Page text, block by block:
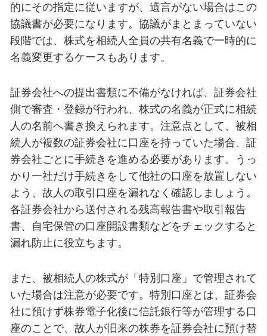
的にその指定に従いますが、遺言がない場合はこの
協議書が必要になります。協議がまとまっていない
段階では、株式を相続人全員の共有名義で一時的に
名義変更するケースもあります。
証券会社への提出書類に不備がなければ、証券会社
側で審査・登録が行われ、株式の名義が正式に相続
人の名前へ書き換えられます。注意点として、被相
続人が複数の証券会社に口座を持っていた場合、証
券会社ごとに手続きを進める必要があります。うっ
かり一社だけ手続きをして他社の口座を放置しない
よう、故人の取引口座を漏れなく確認しましょう。
各証券会社から送付される残高報告書や取引報告
書、自宅保管の口座開設書類などをチェックすると
漏れ防止に役立ちます。
また、被相続人の株式が「特別口座」で管理されて
いた場合は注意が必要です。特別口座とは、証券会
社に預けず株券電子化後に信託銀行等が管理する口
座のことで、故人が旧来の株券を証券会社に預け替